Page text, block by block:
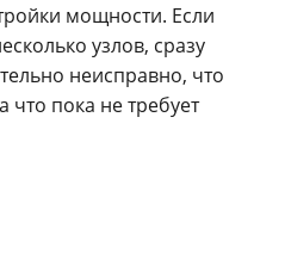
мощности. Если
узлов, сразу
неисправно, что
что пока не требует